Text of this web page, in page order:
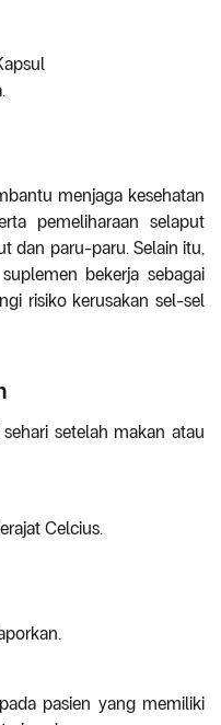
menjaga kesehatan
pemeliharaan selaput
dan paru-paru. Selain itu,
bekerja sebagai
risiko kerusakan sel-sel
setelah makan atau
Celcius.
pasien yang memiliki